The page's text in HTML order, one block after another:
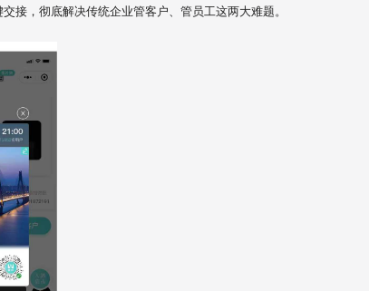
接，彻底解决传统企业管客户、管员工这两大难题。